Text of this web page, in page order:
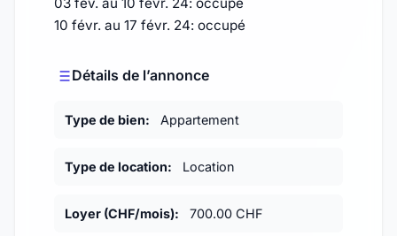
03 fév. au 10 févr. 24: occupé
10 févr. au 17 févr. 24: occupé
Détails de l’annonce
Type de bien: Appartement
Type de location: Location
Loyer (CHF/mois): 700.00 CHF